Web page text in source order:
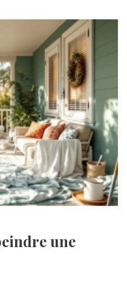
une